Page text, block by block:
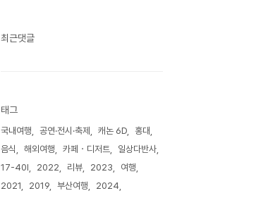
최근댓글
태그
국내여행 공연·전시·축제 캐논 6D
홍대
음식
해외여행 카페・디저트
일상다반사
17-40l
2022 리뷰 2023
여행
2021
2019 부산여행
2024